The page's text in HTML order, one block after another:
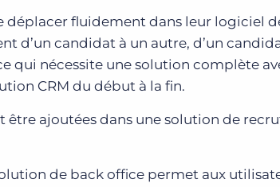
déplacer fluidement dans leur logiciel
d’un candidat à un autre, d’un
qui nécessite une solution complète
CRM du début à la fin.
être ajoutées dans une solution de
de back office permet aux